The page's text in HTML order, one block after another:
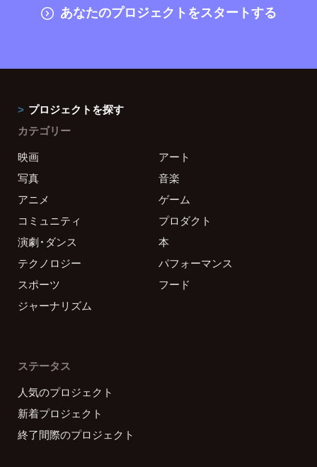
あなたのプロジェクトをスタートする
プロジェクトを探す
カテゴリー
映画
アート
写真
音楽
アニメ
ゲーム
コミュニティ
プロダクト
演劇・ダンス
本
テクノロジー
パフォーマンス
スポーツ
フード
ジャーナリズム
ステータス
人気のプロジェクト
新着プロジェクト
終了間際のプロジェクト